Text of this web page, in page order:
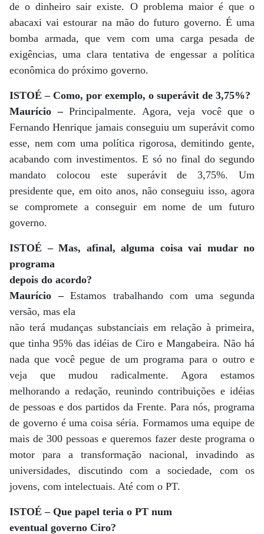
de o dinheiro sair existe. O problema maior é que o
abacaxi vai estourar na mão do futuro governo. É uma
bomba armada, que vem com uma carga pesada de
exigências, uma clara tentativa de engessar a política
econômica do próximo governo.
ISTOÉ – Como, por exemplo, o superávit de 3,75%?
Maurício –Principalmente. Agora, veja você que o
Fernando Henrique jamais conseguiu um superávit como
esse, nem com uma política rigorosa, demitindo gente,
acabando com investimentos. E só no final do segundo
mandato colocou este superávit de 3,75%. Um
presidente que, em oito anos, não conseguiu isso, agora
se compromete a conseguir em nome de um futuro
governo.
ISTOÉ – Mas, afinal, alguma coisa vai mudar no
programa
depois do acordo?
Maurício –Estamos trabalhando com uma segunda
versão, mas ela
não terá mudanças substanciais em relação à primeira,
que tinha 95% das idéias de Ciro e Mangabeira. Não há
nada que você pegue de um programa para o outro e
veja que mudou radicalmente. Agora estamos
melhorando a redação, reunindo contribuições e idéias
de pessoas e dos partidos da Frente. Para nós, programa
de governo é uma coisa séria. Formamos uma equipe de
mais de 300 pessoas e queremos fazer deste programa o
motor para a transformação nacional, invadindo as
universidades, discutindo com a sociedade, com os
jovens, com intelectuais. Até com o PT.
ISTOÉ – Que papel teria o PT num
eventual governo Ciro?